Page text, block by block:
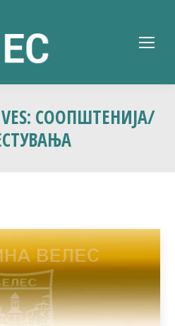
СООПШТЕНИЈА/